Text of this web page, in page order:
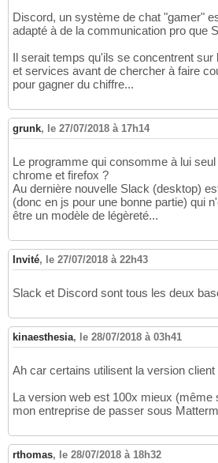
Discord, un système de chat "gamer"
adapté à de la communication pro que
Il serait temps qu'ils se concentrent sur
et services avant de chercher à faire
pour gagner du chiffre...
grunk, le 27/07/2018 à 17h14
Le programme qui consomme à lui
chrome et firefox ?
Au dernière nouvelle Slack (desktop)
(donc en js pour une bonne partie) qui
être un modèle de légèreté...
Invité, le 27/07/2018 à 22h43
Slack et Discord sont tous les deux
kinaesthesia, le 28/07/2018 à 03h41
Ah car certains utilisent la version client
La version web est 100x mieux (même
mon entreprise de passer sous
rthomas, le 28/07/2018 à 18h32